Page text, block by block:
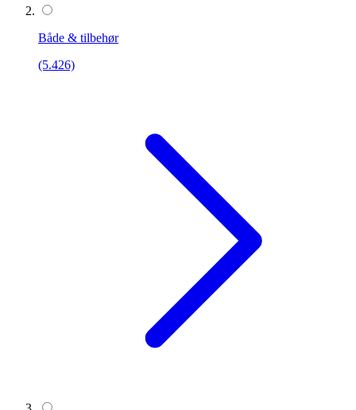
Både & tilbehør
(5.426)